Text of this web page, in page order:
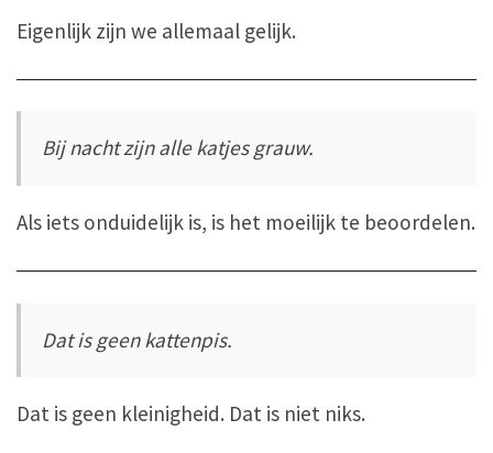
Eigenlijk zijn we allemaal gelijk.
Bij nacht zijn alle katjes grauw.
Als iets onduidelijk is, is het moeilijk te beoordelen.
Dat is geen kattenpis.
Dat is geen kleinigheid. Dat is niet niks.